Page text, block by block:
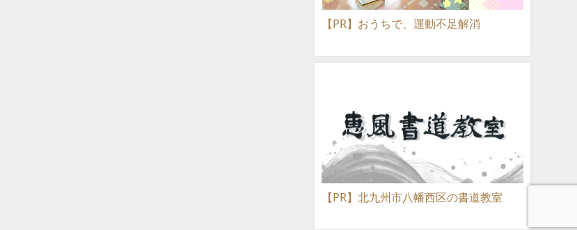
【PR】おうちで、運動不足解消
【PR】北九州市八幡西区の書道教室